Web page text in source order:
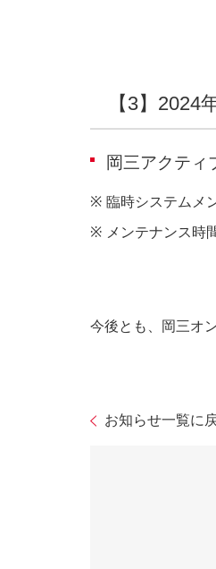
【3】
岡三アクティ
※ 臨時システムメ
※ メンテナンス時
今後とも、岡三オ
お知らせ一覧に